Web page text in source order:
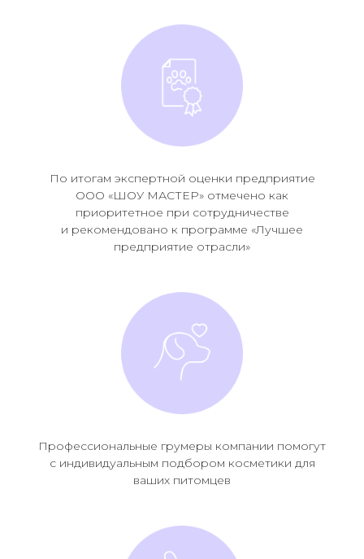
По итогам экспертной оценки предприятие
ООО «ШОУ МАСТЕР» отмечено как
приоритетное при сотрудничестве
и рекомендовано к программе «Лучшее
предприятие отрасли»
Профессиональные грумеры компании помогут
с индивидуальным подбором косметики для
ваших питомцев